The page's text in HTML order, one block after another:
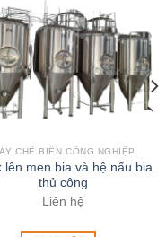
CHẾ BIẾN CÔNG NGHIỆP
lên men bia và hệ nấu bia
thủ công
Liên hệ